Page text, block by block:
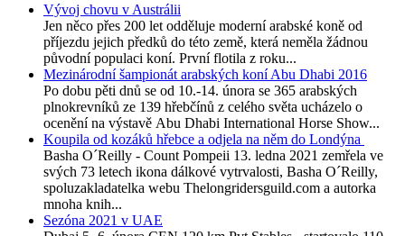
Vývoj chovu v Austrálii
Jen něco přes 200 let odděluje moderní arabské koně od
příjezdu jejich předků do této země, která neměla žádnou
původní populaci koní. První flotila z roku...
Mezinárodní šampionát arabských koní Abu Dhabi 2016
Po dobu pěti dnů se od 10.-14. února se 365 arabských
plnokrevníků ze 139 hřebčínů z celého světa ucházelo o
ocenění na výstavě Abu Dhabi International Horse Show...
Koupila od kozáků hřebce a odjela na něm do Londýna
Basha O´Reilly - Count Pompeii 13. ledna 2021 zemřela ve
svých 73 letech ikona dálkové vytrvalosti, Basha O´Reilly,
spoluzakladatelka webu Thelongridersguild.com a autorka
mnoha knih...
Sezóna 2021 v UAE